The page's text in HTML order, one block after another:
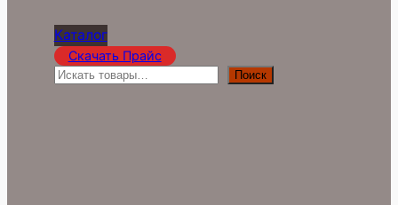
Каталог
Скачать Прайс
П
Поиск